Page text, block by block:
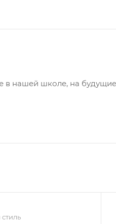
нашей школе, на